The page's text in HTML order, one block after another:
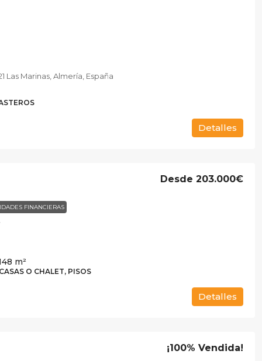
Las Marinas, Almería, España
Detalles
FINANCIERAS
Desde 203.000€
m²
O CHALET, PISOS
Detalles
¡100% Vendida!